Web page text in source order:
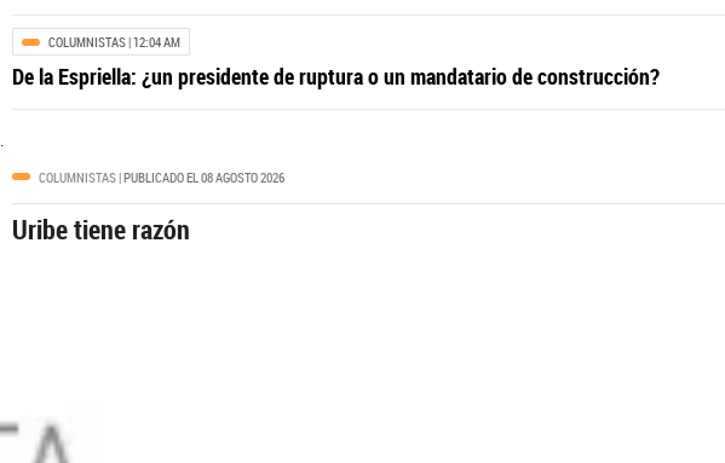
COLOMBIA| 06:01 AM
Lo que sigue tras la posesión del presidente De la Espriella:
COLUMNISTAS| 12:04 AM
De la Espriella: ¿un presidente de ruptura o un mandatario de construcción?
.
COLUMNISTAS| PUBLICADO EL 08 AGOSTO 2026
Uribe tiene razón